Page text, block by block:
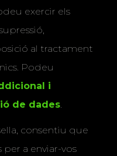
exercir els
al tractament
Podeu
i
de dades
consentiu que
a enviar-vos